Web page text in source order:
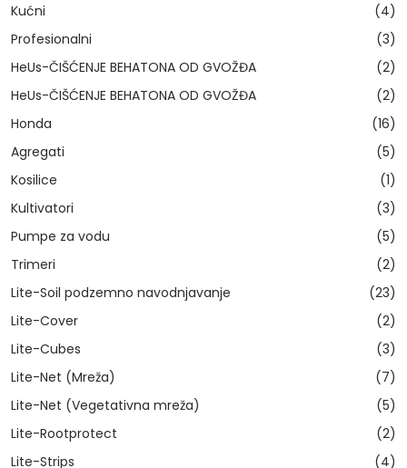
Kućni
(4)
Profesionalni
(3)
HeUs-ČIŠĆENJE BEHATONA OD GVOŽĐA
(2)
HeUs-ČIŠĆENJE BEHATONA OD GVOŽĐA
(2)
Honda
(16)
Agregati
(5)
Kosilice
(1)
Kultivatori
(3)
Pumpe za vodu
(5)
Trimeri
(2)
Lite-Soil podzemno navodnjavanje
(23)
Lite-Cover
(2)
Lite-Cubes
(3)
Lite-Net (Mreža)
(7)
Lite-Net (Vegetativna mreža)
(5)
Lite-Rootprotect
(2)
Lite-Strips
(4)